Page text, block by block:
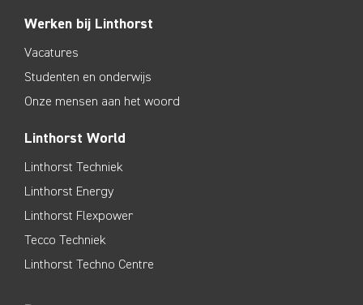
Werken bij Linthorst
Vacatures
Studenten en onderwijs
Onze mensen aan het woord
Linthorst World
Linthorst Techniek
Linthorst Energy
Linthorst Flexpower
Tecco Techniek
Linthorst Techno Centre